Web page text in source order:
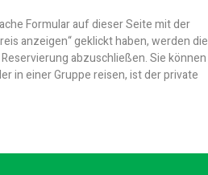
Formular auf dieser Seite mit der
anzeigen“ geklickt haben, werden die
abzuschließen. Sie können
in einer Gruppe reisen, ist der private